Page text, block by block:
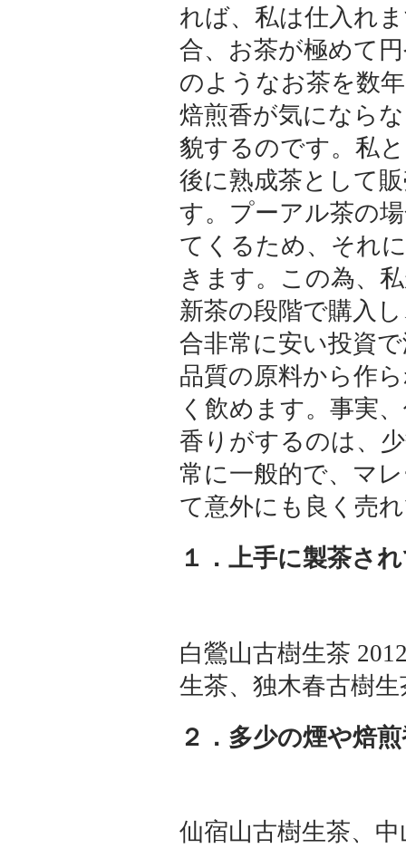
れば、私は仕入れ
合、お茶が極めて
のようなお茶を数
焙煎香が気になら
貌するのです。私
後に熟成茶として
す。プーアル茶の
てくるため、それ
きます。この為、
新茶の段階で購入
合非常に安い投資
品質の原料から作
く飲めます。事実
香りがするのは、
常に一般的で、マ
て意外にも良く売
１．上手に製茶さ
白鶯山古樹生茶
生茶、独木春古樹生
２．多少の煙や焙
仙宿山古樹生茶、